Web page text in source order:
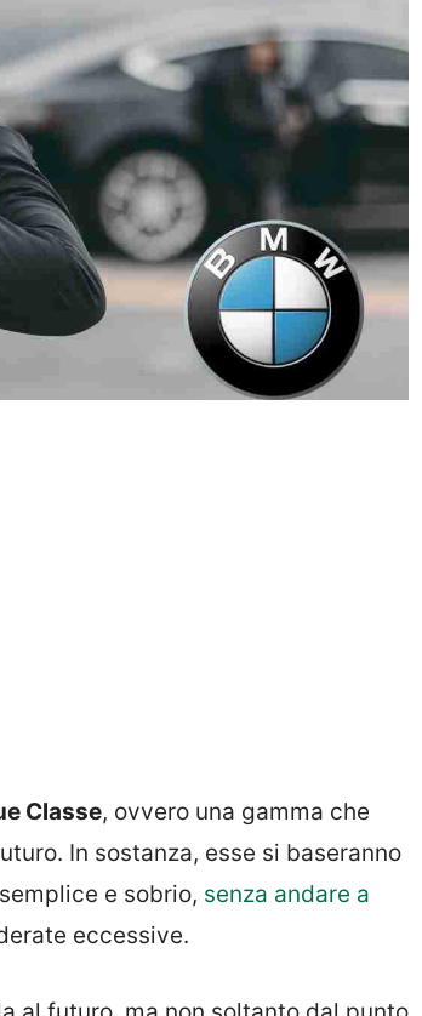
Classe, ovvero una gamma che
In sostanza, esse si baseranno
e sobrio, senza andare a
eccessive.